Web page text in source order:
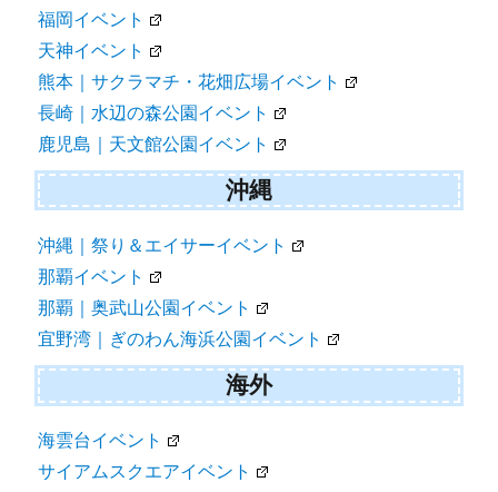
福岡イベント
天神イベント
熊本｜サクラマチ・花畑広場イベント
長崎｜水辺の森公園イベント
鹿児島｜天文館公園イベント
沖縄
沖縄｜祭り＆エイサーイベント
那覇イベント
那覇｜奥武山公園イベント
宜野湾｜ぎのわん海浜公園イベント
海外
海雲台イベント
サイアムスクエアイベント